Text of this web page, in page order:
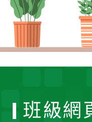
班級網